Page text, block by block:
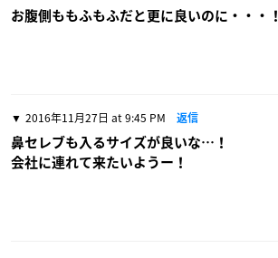
お腹側ももふもふだと更に良いのに・・・！
2016年11月27日 at 9:45 PM 返信
鼻セレブも入るサイズが良いな…！
会社に連れて来たいようー！